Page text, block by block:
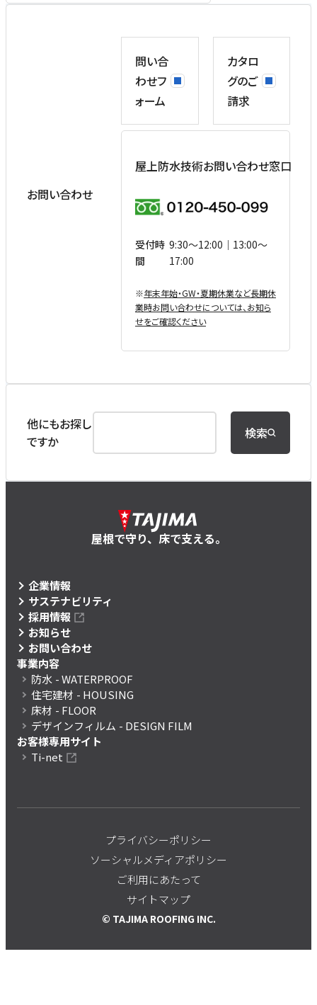
お問い合わせ
問い合
わせフ
ォーム
カタロ
グのご
請求
屋上防水技術お問い合わせ窓口
受付時
間
9:30〜12:00｜13:00〜
17:00
※年末年始・GW・夏期休業など⻑期休
業時お問い合わせについては、お知ら
せをご確認ください
他にもお探し
ですか
検索
屋根で守り、床で支える。
企業情報
サステナビリティ
採用情報
お知らせ
お問い合わせ
事業内容
防水 - WATERPROOF
住宅建材 - HOUSING
床材 - FLOOR
デザインフィルム - DESIGN FILM
お客様専用サイト
Ti-net
プライバシーポリシー
ソーシャルメディアポリシー
ご利用にあたって
サイトマップ
© TAJIMA ROOFING INC.